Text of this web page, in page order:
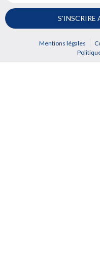
S'INSCRIRE
Mentions légales